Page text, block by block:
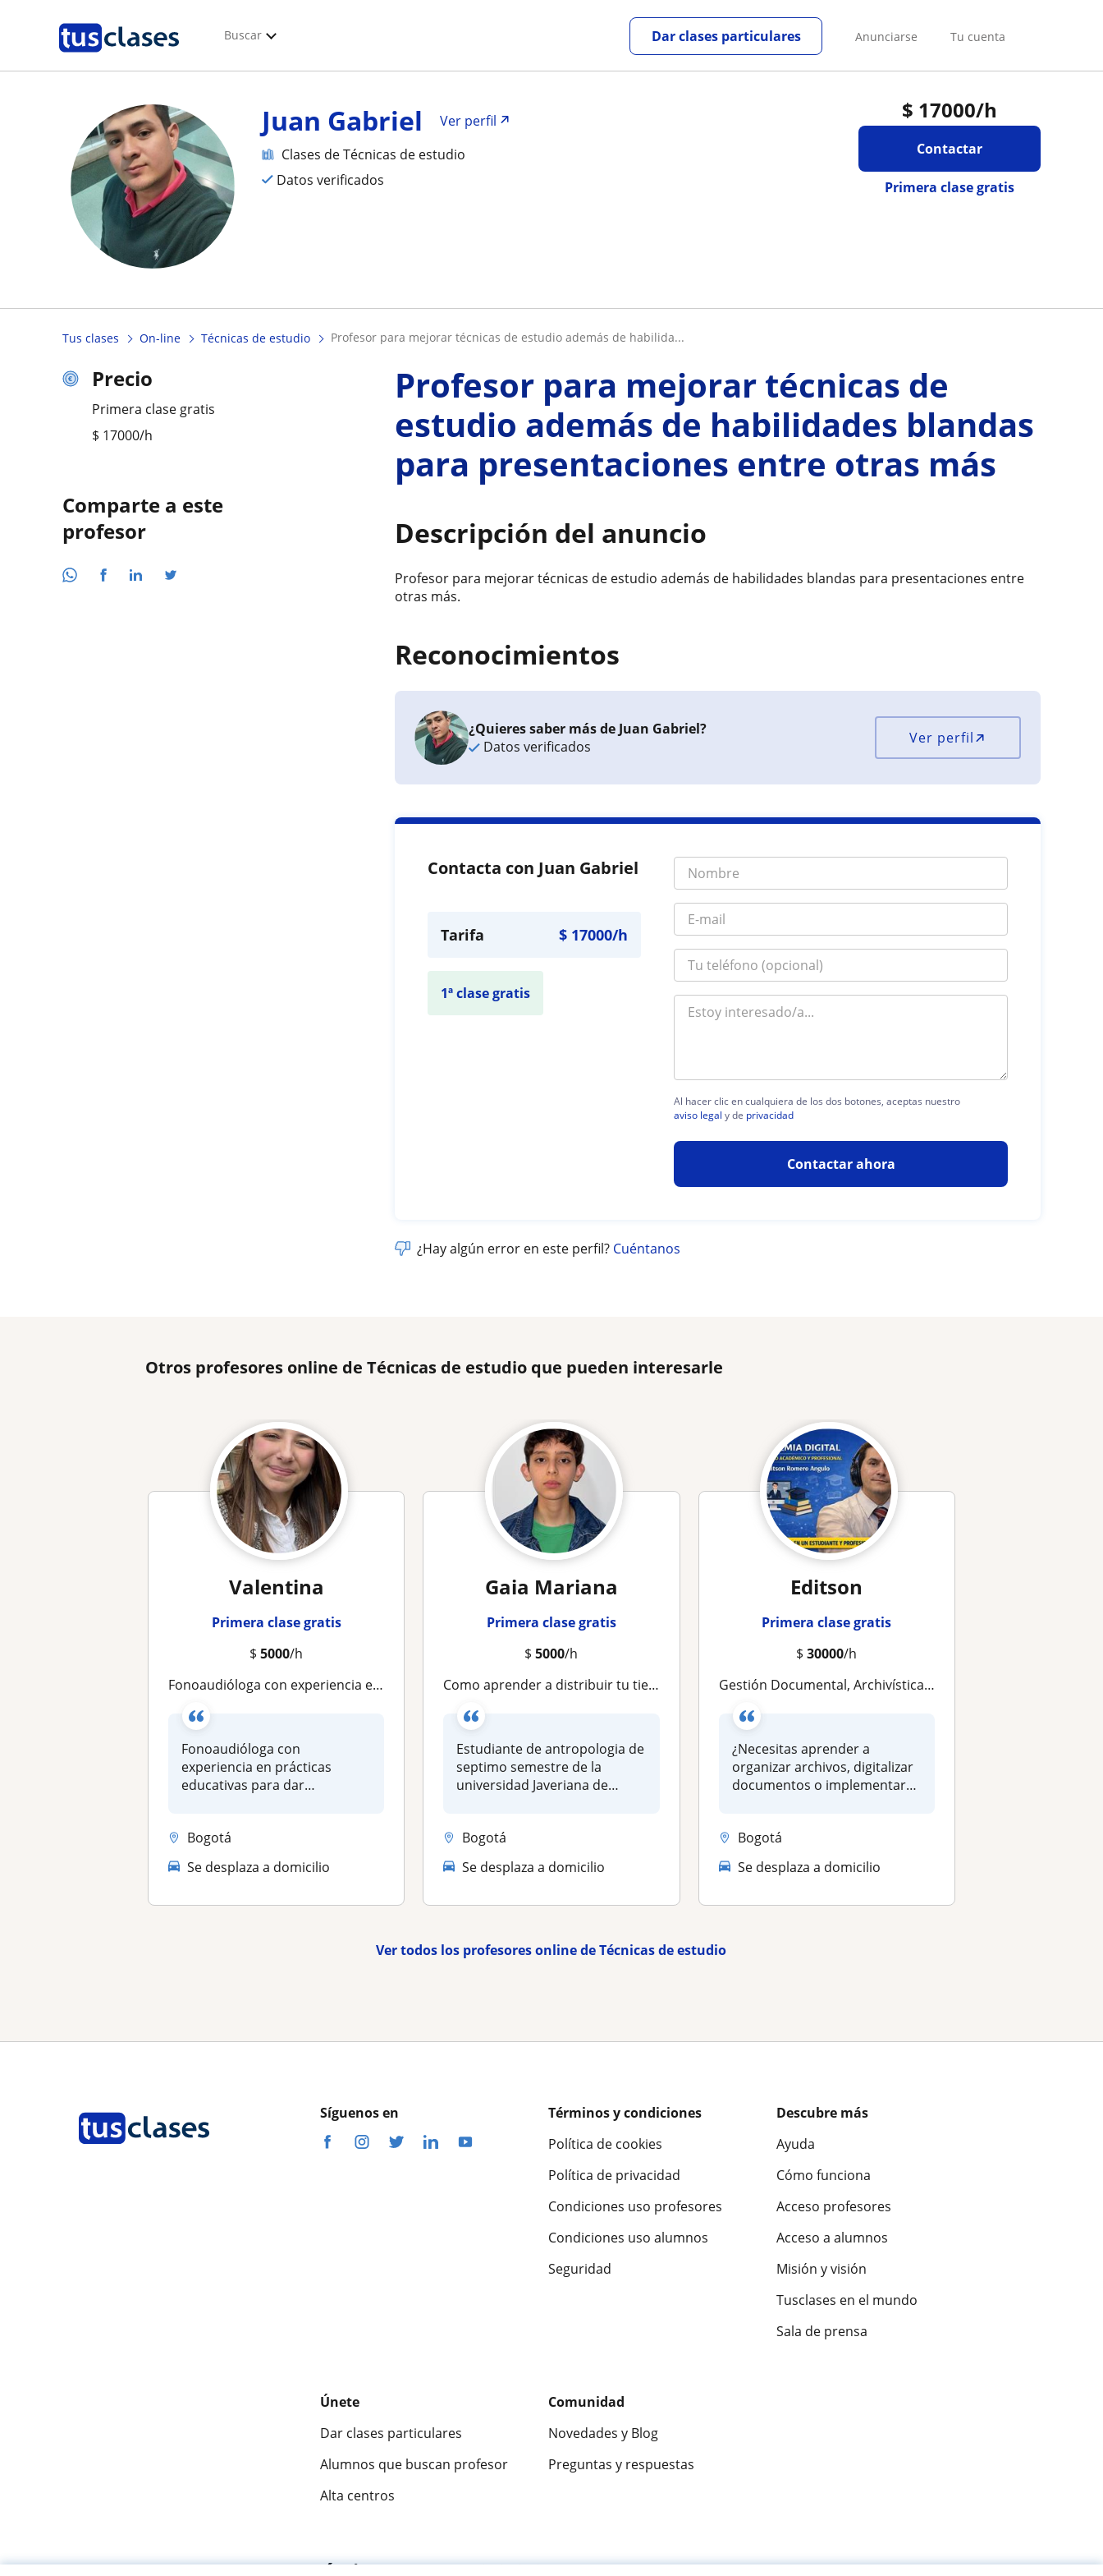
Buscar Anunciarse Tu cuenta
Dar clases particulares
$ 17000/h
Contactar
Primera clase gratis
Juan Gabriel
Ver perfil
Clases de Técnicas de estudio
Datos verificados
Tus clases On-line Técnicas de estudio profesor para mejorar técnicas de estudio además de habilida...
Precio
Primera clase gratis
$ 17000/h
Comparte a este
profesor
Profesor para mejorar técnicas de
estudio además de habilidades blandas
para presentaciones entre otras más
Descripción del anuncio
Profesor para mejorar técnicas de estudio además de habilidades blandas para presentaciones entre
otras más.
Reconocimientos
¿Quieres saber más de Juan Gabriel?
Datos verificados
Ver perfil
Contacta con Juan Gabriel
Tarifa $ 17000/h
1ª clase gratis
Al hacer clic en cualquiera de los dos botones, aceptas nuestro
aviso legal y de privacidad
Contactar ahora
¿Hay algún error en este perfil? Cuéntanos
Otros profesores online de Técnicas de estudio que pueden interesarle
Valentina
Primera clase gratis
$5000/h
Fonoaudióloga con experiencia en prácticas educativas para dar consejerías en diferentes técnicas de estudio y como aplicarlas
Fonoaudióloga con
experiencia en prácticas
educativas para dar
Bogotá
Se desplaza a domicilio
Gaia Mariana
Primera clase gratis
$5000/h
Como aprender a distribuir tu tiempo de estudio
Estudiante de antropologia de
septimo semestre de la
universidad Javeriana de
Bogotá
Se desplaza a domicilio
Editson
Primera clase gratis
$30000/h
Gestión Documental, Archivística y Organización de Bibliotecas (Asesoría y Clases)
¿Necesitas aprender a
organizar archivos, digitalizar
documentos o implementar
Bogotá
Se desplaza a domicilio
Ver todos los profesores online de Técnicas de estudio
Síguenos en
Términos y condiciones
Política de cookies
Política de privacidad
Condiciones uso profesores
Condiciones uso alumnos
Seguridad
Descubre más
Ayuda
Cómo funciona
Acceso profesores
Acceso a alumnos
Misión y visión
Tusclases en el mundo
Sala de prensa
Únete
Dar clases particulares
Alumnos que buscan profesor
Alta centros
Comunidad
Novedades y Blog
Preguntas y respuestas